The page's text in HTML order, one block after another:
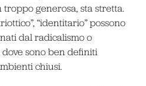
generosa, sta stretta.
“identitario” possono
dal radicalismo o
sono ben definiti
chiusi.